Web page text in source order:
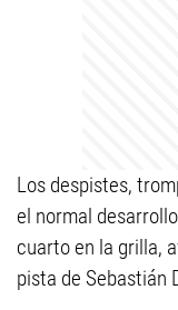
Los despistes,
el normal
cuarto en la grilla,
pista de Sebastián